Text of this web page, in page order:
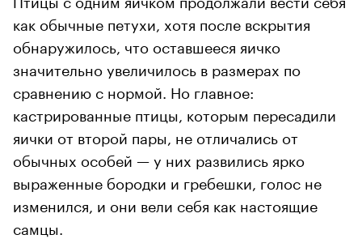
как обычные петухи, хотя после вскрытия
обнаружилось, что оставшееся яичко
значительно увеличилось в размерах по
сравнению с нормой. Но главное:
кастрированные птицы, которым пересадили
яички от второй пары, не отличались от
обычных особей — у них развились ярко
выраженные бородки и гребешки, голос не
изменился, и они вели себя как настоящие
самцы.